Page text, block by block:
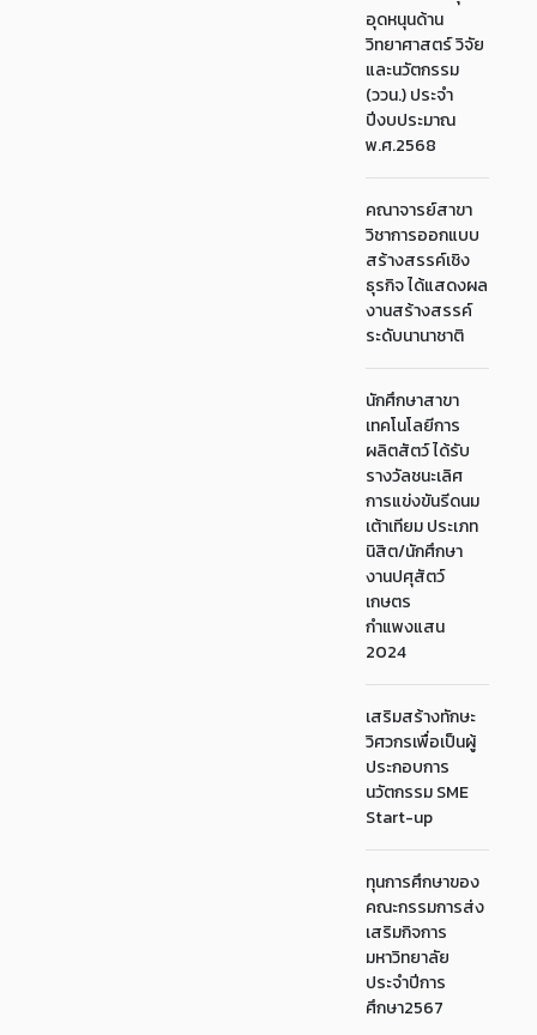
อุดหนุนด้าน
วิทยาศาสตร์ วิจัย
และนวัตกรรม
(ววน.) ประจำ
ปีงบประมาณ
พ.ศ.2568
คณาจารย์สาขา
วิชาการออกแบบ
สร้างสรรค์เชิง
ธุรกิจ ได้แสดงผล
งานสร้างสรรค์
ระดับนานาชาติ
นักศึกษาสาขา
เทคโนโลยีการ
ผลิตสัตว์ ได้รับ
รางวัลชนะเลิศ
การแข่งขันรีดนม
เต้าเทียม ประเภท
นิสิต/นักศึกษา
งานปศุสัตว์
เกษตร
กำแพงแสน
2024
เสริมสร้างทักษะ
วิศวกรเพื่อเป็นผู้
ประกอบการ
นวัตกรรม SME
Start-up
ทุนการศึกษาของ
คณะกรรมการส่ง
เสริมกิจการ
มหาวิทยาลัย
ประจำปีการ
ศึกษา2567